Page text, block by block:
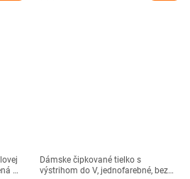
a
Dámske čipkované tielko s
výstrihom do V, jednofarebné, bez